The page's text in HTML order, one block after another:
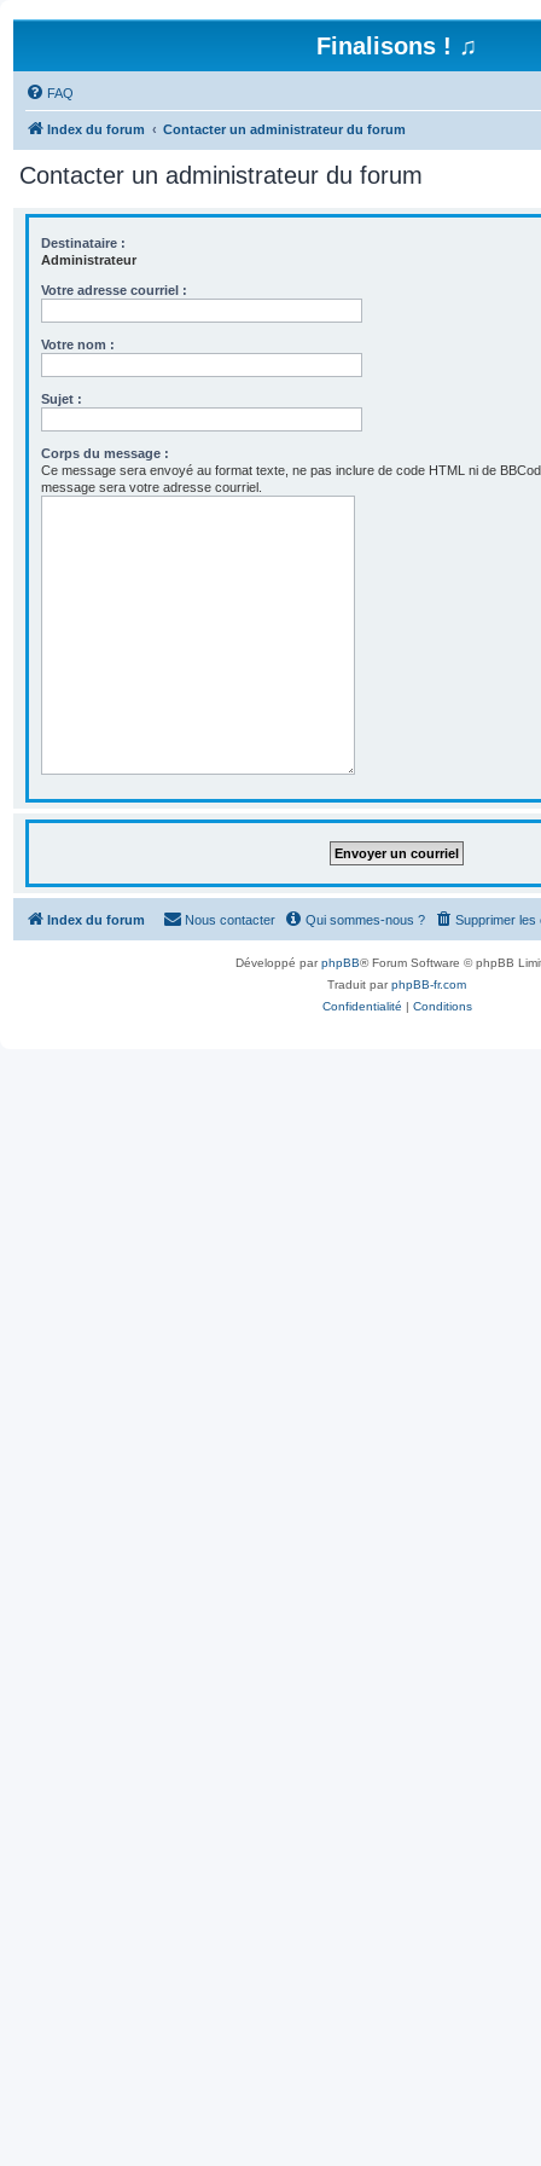
Finalisons ! ♫
FAQ
Index du forum Contacter un administrateur du forum
Contacter un administrateur du forum
Destinataire :
Administrateur
Votre adresse courriel :
Votre nom :
Sujet :
Corps du message :
Ce message sera envoyé au format texte, ne pas inclure de code HTML ni de
message sera votre adresse courriel.
Index du forum Supprimer les
Qui sommes-nous ?
Nous contacter
Développé parphpBB® Forum Software © phpBB
Traduit parphpBB-fr.com
Confidentialité | Conditions